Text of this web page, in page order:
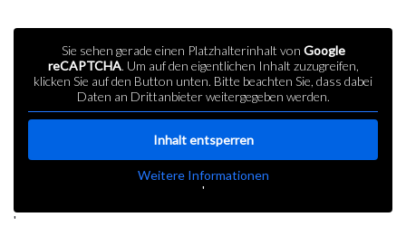
Sie sehen gerade einen Platzhalterinhalt von Google
reCAPTCHA. Um auf den eigentlichen Inhalt zuzugreifen,
klicken Sie auf den Button unten. Bitte beachten Sie, dass dabei
Daten an Drittanbieter weitergegeben werden.
Inhalt entsperren
Weitere Informationen
'
'